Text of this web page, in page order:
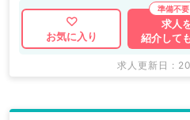
マイナビDOCTORでは病院
関求人はもちろんのこと、
ます。
お気に入り
求人
紹介して
求人更新日 :